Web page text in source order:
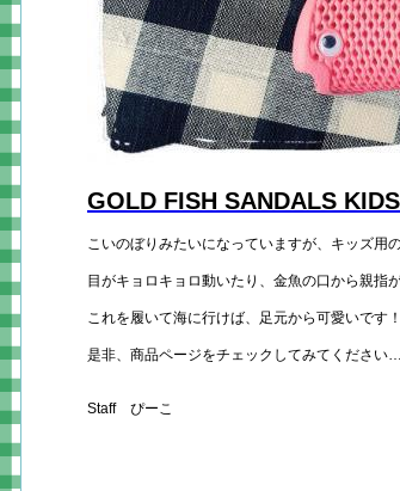
GOLD FISH SANDALS
こいのぼりみたいになっていますが、キッズ用
目がキョロキョロ動いたり、金魚の口から親指
これを履いて海に行けば、足元から可愛いです！
是非、商品ページをチェックしてみてください…
Staff ぴーこ